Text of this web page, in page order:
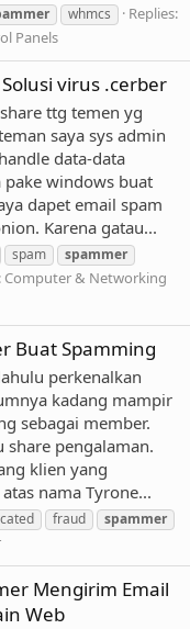
whmcs
Replies:
Panels
virus .cerber
ttg temen yg
saya sys admin
data-data
pake windows buat
dapet email spam
Karena gatau...
spam
spammer
Computer & Networking
Buat Spamming
perkenalkan
kadang mampir
sebagai member.
share pengalaman.
klien yang
nama Tyrone...
fraud spammer
Mengirim Email
Web